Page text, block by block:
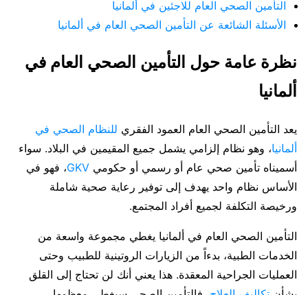
التأمين الصحي العام للاجئين في ألمانيا
الأسئلة الشائعة عن التأمين الصحي العام في ألمانيا
نظرة عامة حول التأمين الصحي العام في
ألمانيا
يعد التأمين الصحي العام العمود الفقري للنظام الصحي في
ألمانيا، وهو نظام إلزامي يشمل جميع المقيمين في البلاد. سواء
أسميناه تأمين صحي عام أو رسمي أو حكومي GKV، فهو في
الأساس نظام واحد يهدف إلى توفير رعاية صحية شاملة
ورخيصة التكلفة لجميع أفراد المجتمع.
التأمين الصحي العام في ألمانيا يغطي مجموعة واسعة من
الخدمات الطبية، بدءاً من الزيارات الروتينية للطبيب وحتى
العمليات الجراحية المعقدة. هذا يعني أنك لن تحتاج إلى القلق